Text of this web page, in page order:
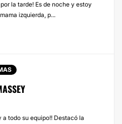
la tarde! Es de noche y estoy
izquierda, p...
a todo su equipo!! Destacó la